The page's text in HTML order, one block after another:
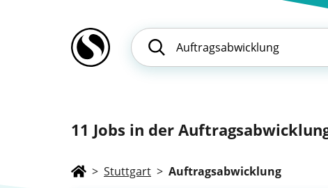
11 Jobs in der
> Stuttgart > Auftragsabwicklung